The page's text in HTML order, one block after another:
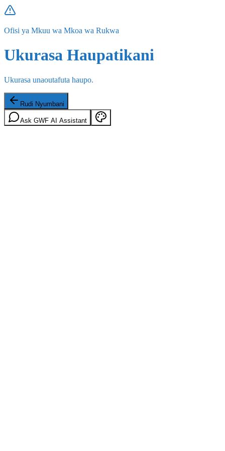
Ofisi ya Mkuu wa Mkoa wa Rukwa
Ukurasa Haupatikani
Ukurasa unaoutafuta haupo.
Rudi Nyumbani
Ask GWF AI Assistant